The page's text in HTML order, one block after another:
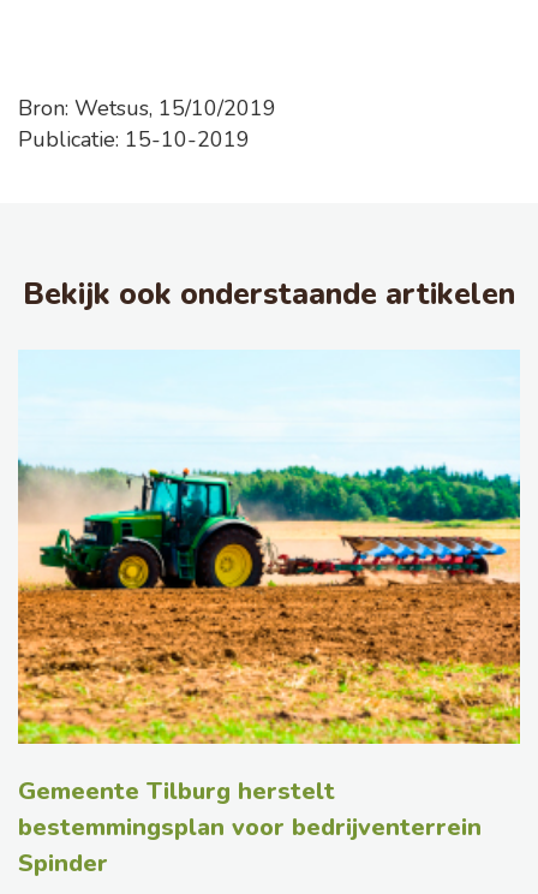
Bron: Wetsus, 15/10/2019
Publicatie: 15-10-2019
Bekijk ook onderstaande artikelen
Gemeente Tilburg herstelt
bestemmingsplan voor bedrijventerrein
Spinder